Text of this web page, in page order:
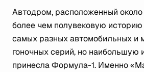
Автодром, расположенный
более чем полувековую
самых разных автомобильных и
гоночных серий, но наибольшую
принесла Формула-1. Именно